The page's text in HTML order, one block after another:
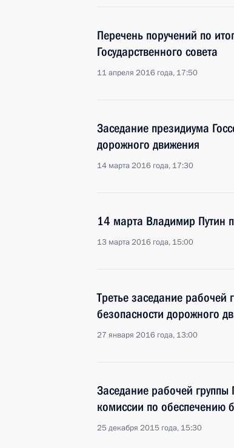
Перечень поручений по
Государственного совета
11 апреля 2016 года, 17:50
Заседание президиума
дорожного движения
14 марта 2016 года, 17:30
14 марта Владимир Путин
13 марта 2016 года, 15:00
Третье заседание рабочей
безопасности дорожного
27 января 2016 года, 13:00
Заседание рабочей группы
комиссии по обеспечению
25 декабря 2015 года, 15:30